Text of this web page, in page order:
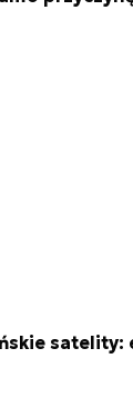
satelity: